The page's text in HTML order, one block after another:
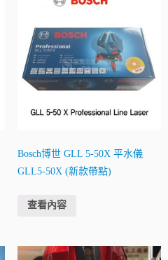
Bosch博世 GLL 5-50X 平水儀
GLL5-50X (新款帶點)
查看內容